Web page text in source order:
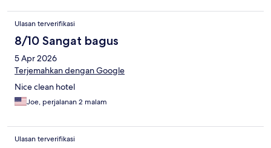
Ulasan terverifikasi
8/10 Sangat bagus
5 Apr 2026
Terjemahkan dengan Google
Nice clean hotel
Joe, perjalanan 2 malam
Ulasan terverifikasi